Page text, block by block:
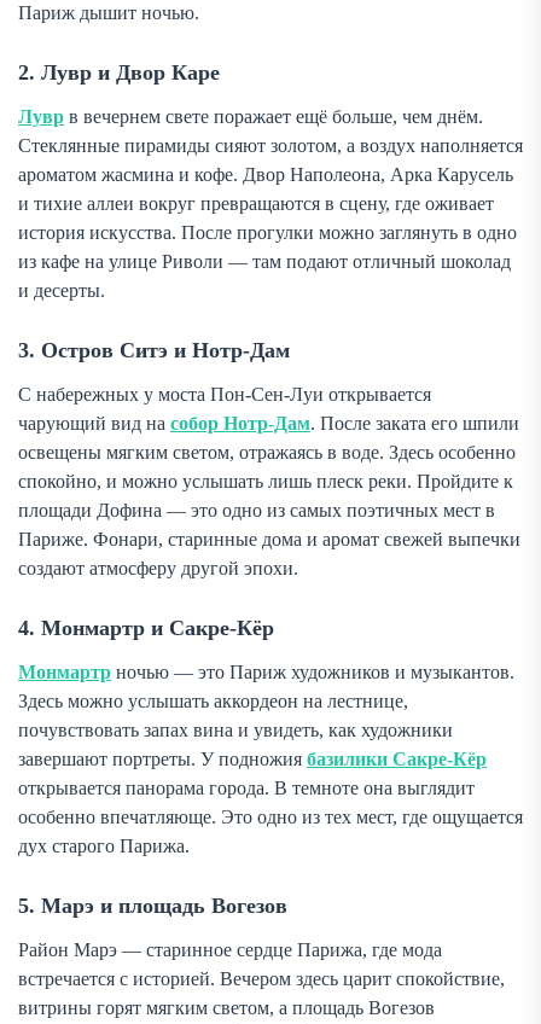
Париж дышит ночью.
2. Лувр и Двор Каре
Лувр в вечернем свете поражает ещё больше, чем днём.
Стеклянные пирамиды сияют золотом, а воздух наполняется
ароматом жасмина и кофе. Двор Наполеона, Арка Карусель
и тихие аллеи вокруг превращаются в сцену, где оживает
история искусства. После прогулки можно заглянуть в одно
из кафе на улице Риволи — там подают отличный шоколад
и десерты.
3. Остров Ситэ и Нотр-Дам
С набережных у моста Пон-Сен-Луи открывается
чарующий вид на собор Нотр-Дам. После заката его шпили
освещены мягким светом, отражаясь в воде. Здесь особенно
спокойно, и можно услышать лишь плеск реки. Пройдите к
площади Дофина — это одно из самых поэтичных мест в
Париже. Фонари, старинные дома и аромат свежей выпечки
создают атмосферу другой эпохи.
4. Монмартр и Сакре-Кёр
Монмартр ночью — это Париж художников и музыкантов.
Здесь можно услышать аккордеон на лестнице,
почувствовать запах вина и увидеть, как художники
завершают портреты. У подножия базилики Сакре-Кёр
открывается панорама города. В темноте она выглядит
особенно впечатляюще. Это одно из тех мест, где ощущается
дух старого Парижа.
5. Марэ и площадь Вогезов
Район Марэ — старинное сердце Парижа, где мода
встречается с историей. Вечером здесь царит спокойствие,
витрины горят мягким светом, а площадь Вогезов